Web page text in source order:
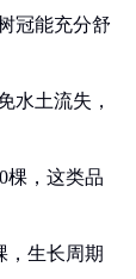
冠能充分舒
水土流失，
棵，这类品
，生长周期